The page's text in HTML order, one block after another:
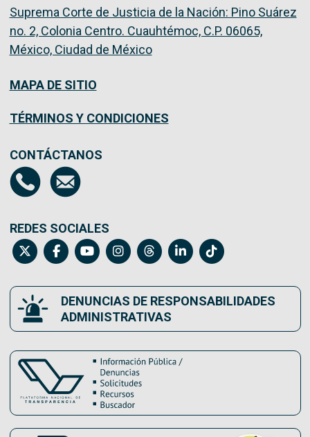
Suprema Corte de Justicia de la Nación: Pino Suárez
no. 2, Colonia Centro. Cuauhtémoc, C.P. 06065,
México, Ciudad de México
MAPA DE SITIO
TÉRMINOS Y CONDICIONES
CONTÁCTANOS
REDES SOCIALES
DENUNCIAS DE RESPONSABILIDADES
ADMINISTRATIVAS